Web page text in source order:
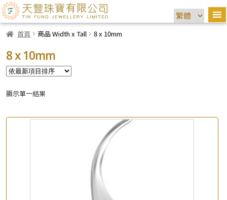
首頁 商品 Width x Tall 8 x 10mm
8 x 10mm
顯示單一結果